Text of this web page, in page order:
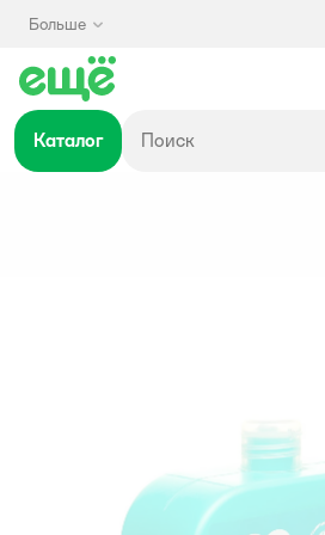
Больше
Каталог